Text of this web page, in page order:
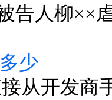
告人柳××
少
从开发商